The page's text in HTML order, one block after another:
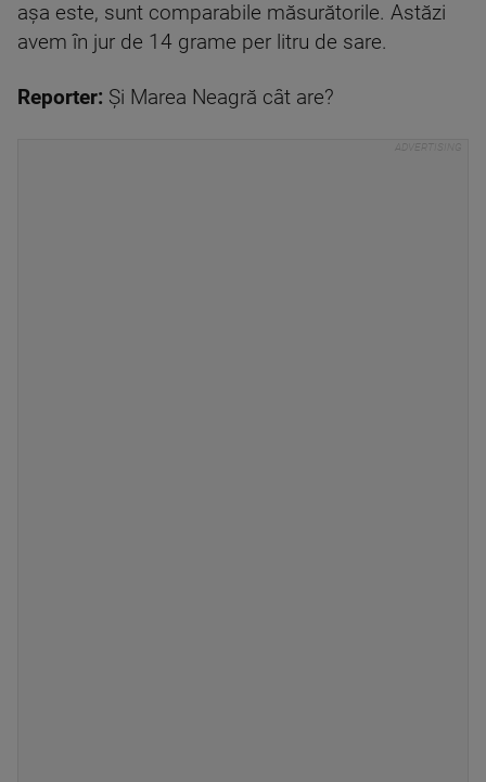
așa este, sunt comparabile măsurătorile. Astăzi
avem în jur de 14 grame per litru de sare.
Reporter: Și Marea Neagră cât are?